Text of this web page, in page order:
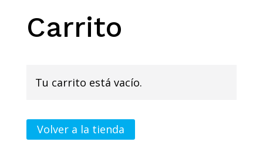
Carrito
Tu carrito está vacío.
Volver a la tienda